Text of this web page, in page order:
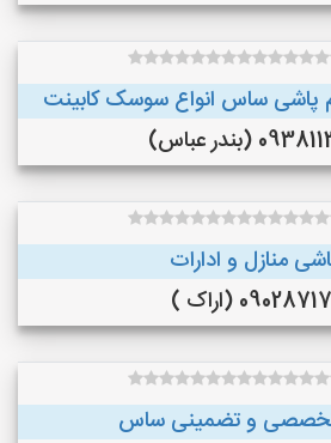
پاشی ساس انواع سوسک کابینت
(بندر عباس)
منازل و ادارات
(اراک )
و تضمینی ساس